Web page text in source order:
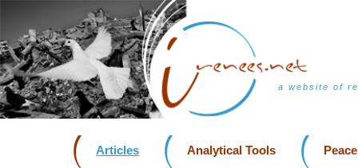
a website of
Articles Analytical Tools